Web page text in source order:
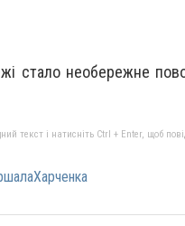
стало необережне
текст і натисніть Ctrl + Enter, щоб